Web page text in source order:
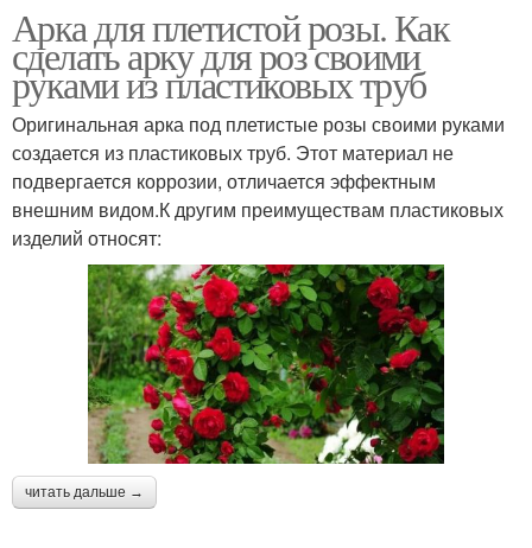
Арка для плетистой розы. Как
сделать арку для роз своими
руками из пластиковых труб
Оригинальная арка под плетистые розы своими руками
создается из пластиковых труб. Этот материал не
подвергается коррозии, отличается эффектным
внешним видом.К другим преимуществам пластиковых
изделий относят:
читать дальше →